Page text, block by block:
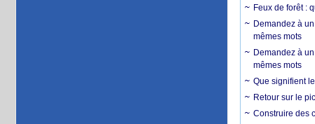
Feux de forêt :
Demandez à
mêmes mots
Demandez à
mêmes mots
Que signifient
Retour sur le
Construire des